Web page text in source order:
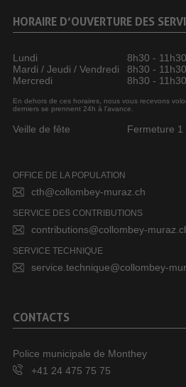
HORAIRE D’OUVERTURE DES
Lundi
8h30 -
Mardi / Jeudi / Vendredi
8h30 -
Mercredi
8h30 -
En dehors de ces horaires, nous vous recevons
derniers se prennent 24h à l’avance.
Veille de fête Fermeture 1
OFFICE DE LA POPULATION
cth@collombey-muraz.ch
SERVICE DES CONTRIBUTIONS
contributions@collombey-
SERVICE TECHNIQUE
service.technique@collombey-
CONTACTS
Police municipale de Monthey
+41 24 475 75 75